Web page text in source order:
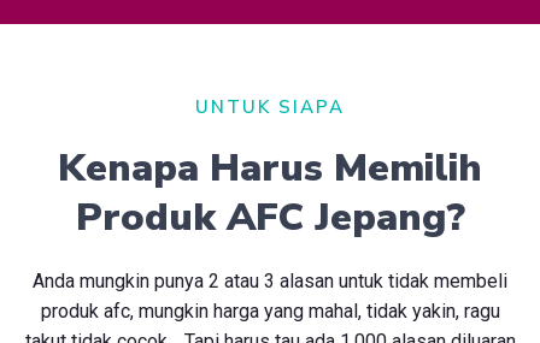
UNTUK SIAPA
Kenapa Harus Memilih
Produk AFC Jepang?
Anda mungkin punya 2 atau 3 alasan untuk tidak membeli
produk afc, mungkin harga yang mahal, tidak yakin, ragu